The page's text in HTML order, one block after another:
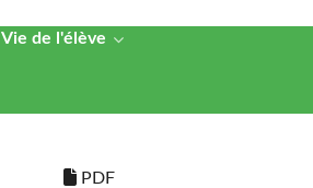
Vie de l'élève
PDF